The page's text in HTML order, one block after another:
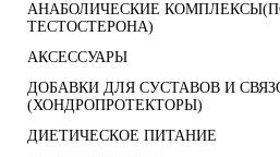
АНАБОЛИЧЕСКИЕ
ТЕСТОСТЕРОНА)
АКСЕССУАРЫ
ДОБАВКИ ДЛЯ СУСТАВОВ И
(ХОНДРОПРОТЕКТОРЫ)
ДИЕТИЧЕСКОЕ ПИТАНИЕ